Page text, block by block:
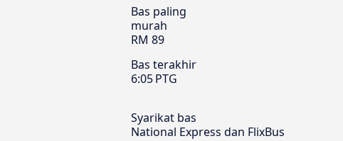
Bas paling
murah
RM 89
Bas terakhir
6:05 PTG
Syarikat bas
National Express dan FlixBus